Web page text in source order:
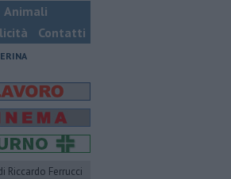
Animali
Contatti
Riccardo Ferrucci